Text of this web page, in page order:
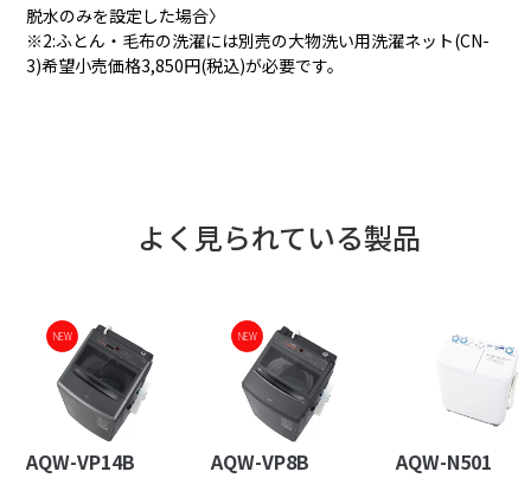
脱水のみを設定した場合〉
※2:ふとん・毛布の洗濯には別売の大物洗い用洗濯ネット(CN-
3)希望小売価格3,850円(税込)が必要です。
よく見られている製品
NEW
NEW
AQW-VP14B
NEW
NEW
AQW-VP8B AQW-N501